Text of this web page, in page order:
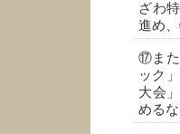
ざわ
進め
⑰また
ック
大会
める